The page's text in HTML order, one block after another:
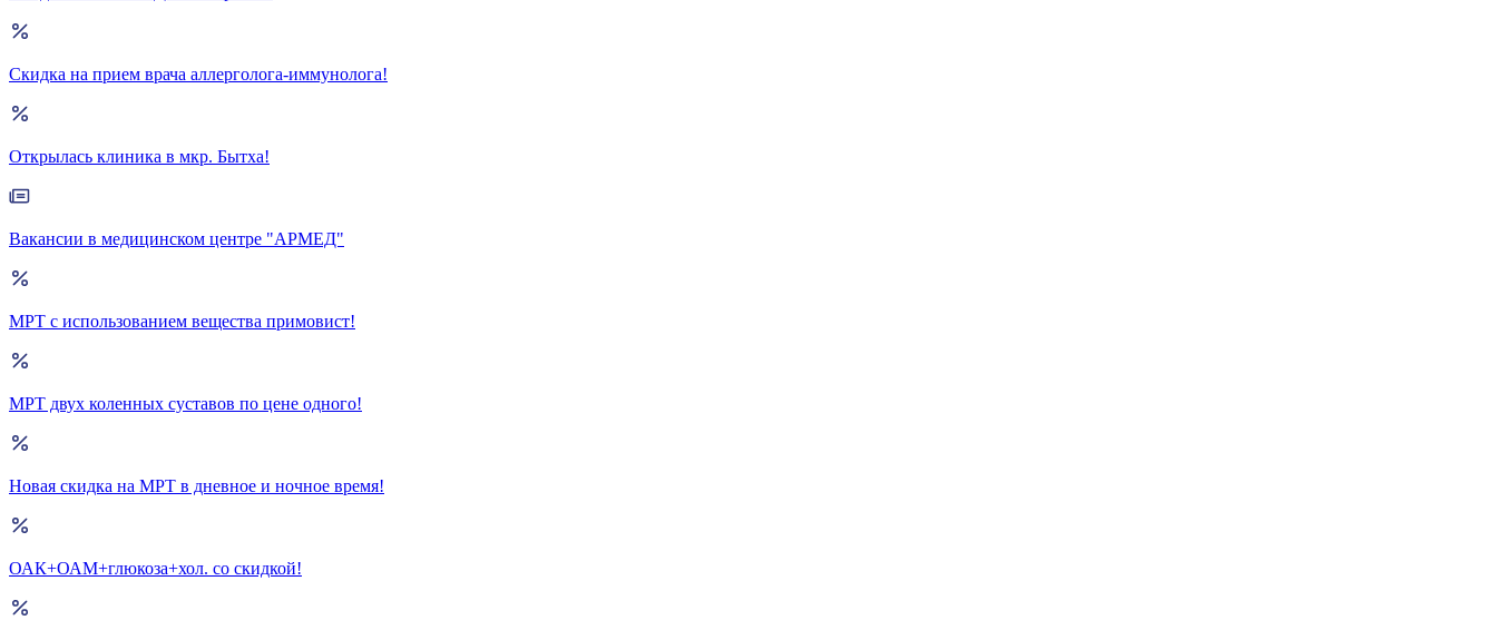
Скидка на прием врача аллерголога-иммунолога!
Открылась клиника в мкр. Бытха!
Вакансии в медицинском центре "АРМЕД"
МРТ с использованием вещества примовист!
МРТ двух коленных суставов по цене одного!
Новая скидка на МРТ в дневное и ночное время!
ОАК+ОАМ+глюкоза+хол. со скидкой!